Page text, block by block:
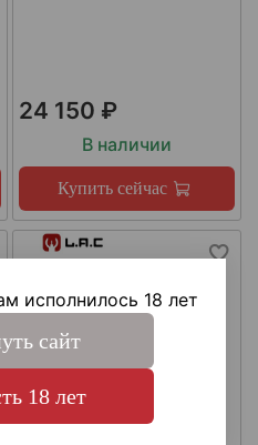
24 150 ₽
В наличии
Купить сейчас
исполнилось 18 лет
сайт
18 лет